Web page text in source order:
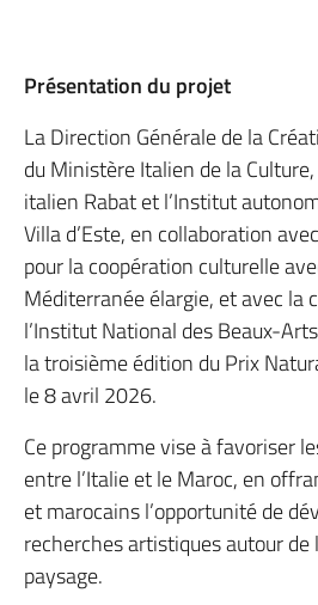
Présentation du projet
La Direction Générale de la
du Ministère Italien de la
italien Rabat et l’Institut
Villa d’Este, en collaboration
pour la coopération culturelle
Méditerranée élargie, et avec la
l’Institut National des Beaux-
la troisième édition du Prix
le 8 avril 2026.
Ce programme vise à favoriser
entre l’Italie et le Maroc, en
et marocains l’opportunité de
recherches artistiques autour de
paysage.